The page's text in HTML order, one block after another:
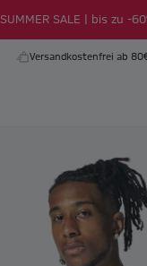
SUMMER SALE | bis zu -
Versandkostenfrei ab